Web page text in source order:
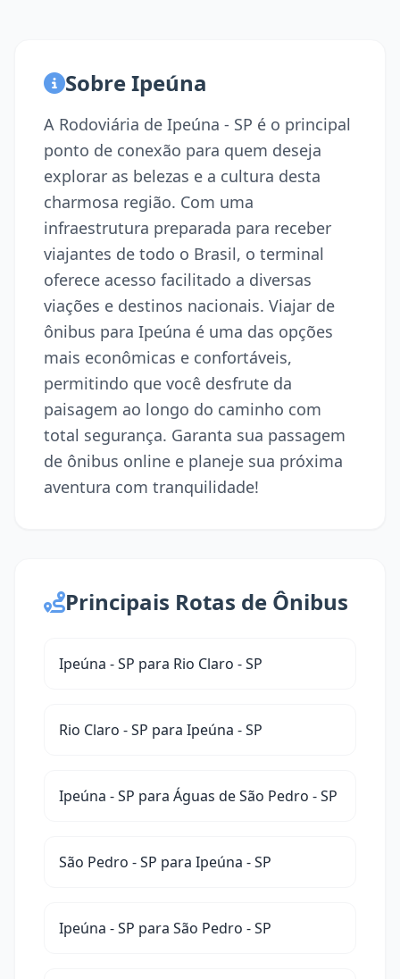
Sobre Ipeúna
A Rodoviária de Ipeúna - SP é o principal
ponto de conexão para quem deseja
explorar as belezas e a cultura desta
charmosa região. Com uma
infraestrutura preparada para receber
viajantes de todo o Brasil, o terminal
oferece acesso facilitado a diversas
viações e destinos nacionais. Viajar de
ônibus para Ipeúna é uma das opções
mais econômicas e confortáveis,
permitindo que você desfrute da
paisagem ao longo do caminho com
total segurança. Garanta sua passagem
de ônibus online e planeje sua próxima
aventura com tranquilidade!
Principais Rotas de Ônibus
Ipeúna - SP para Rio Claro - SP
Rio Claro - SP para Ipeúna - SP
Ipeúna - SP para Águas de São Pedro - SP
São Pedro - SP para Ipeúna - SP
Ipeúna - SP para São Pedro - SP